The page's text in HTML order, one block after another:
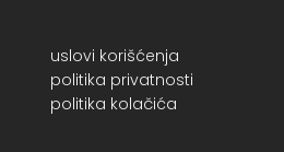
uslovi korišćenja
politika privatnosti
politika kolačića